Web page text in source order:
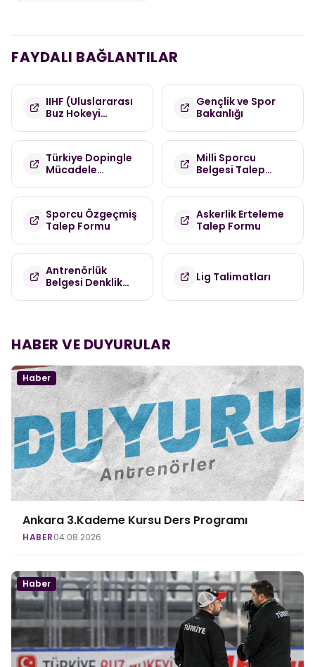
FAYDALI BAĞLANTILAR
IIHF (Uluslararası
Buz Hokeyi
Gençlik ve Spor
Bakanlığı
Türkiye Dopingle
Mücadele
(TDMK)
Milli Sporcu
Belgesi Talep
Sporcu Özgeçmiş
Talep Formu
Askerlik Erteleme
Talep Formu
Antrenörlük
Belgesi Denklik
Lig Talimatları
HABER VE DUYURULAR
Haber
Ankara 3.Kademe Kursu Ders Programı
HABER04.08.2026
Haber